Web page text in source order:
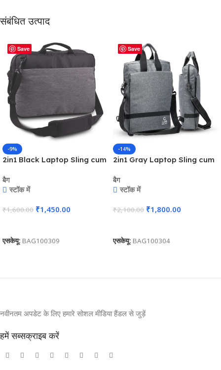
संबंधित उत्पाद
Save
-9%
2in1 Black Laptop Sling cum
Travelers, Corporate, Client
or Dealer Gifting, Events
BGS39
बैग
स्टॉक में
₹1,600.00 ₹1,450.00
एसकेयू: BAG100309
Save
-14%
2in1 Gray Laptop Sling cum
Travelers, Corporate, Client
or Dealer Gifting, Events
BGS24
बैग
स्टॉक में
₹2,100.00 ₹1,800.00
एसकेयू: BAG100304
नवीनतम अपडेट के लिए हमारे सोशल मीडिया हैंडल से जुड़ें
हमें सब्सक्राइब करें